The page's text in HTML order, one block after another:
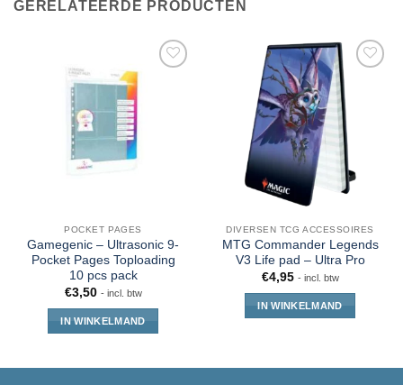
GERELATEERDE PRODUCTEN
POCKET PAGES
Gamegenic – Ultrasonic 9-
Pocket Pages Toploading
10 pcs pack
€3,50 - incl. btw
IN WINKELMAND
DIVERSEN TCG ACCESSOIRES
MTG Commander Legends
V3 Life pad – Ultra Pro
€4,95 - incl. btw
IN WINKELMAND